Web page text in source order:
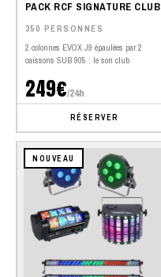
PACK RCF SIGNATURE CLUB
350 PERSONNES
2 colonnes EVOX J9 épaulées par 2
caissons SUB 905 : le son club
249€/24h
RÉSERVER
NOUVEAU